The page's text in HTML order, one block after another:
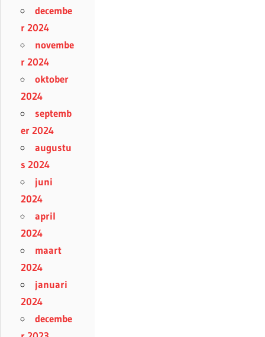
decembe
r 2024
novembe
r 2024
oktober
2024
septemb
er 2024
augustu
s 2024
juni
2024
april
2024
maart
2024
januari
2024
decembe